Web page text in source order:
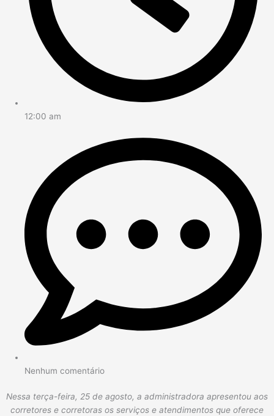
12:00 am
Nenhum comentário
Nessa terça-feira, 25 de agosto, a administradora apresentou aos
corretores e corretoras os serviços e atendimentos que oferece